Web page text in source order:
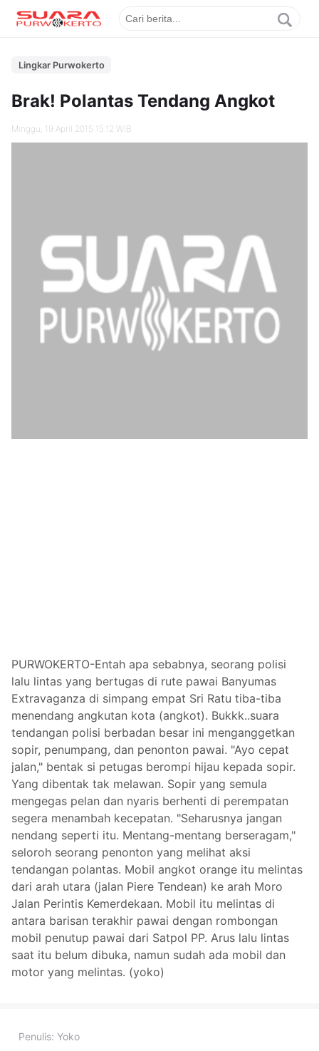
Lingkar Purwokerto
Brak! Polantas Tendang Angkot
Minggu, 19 April 2015 15.12 WIB
PURWOKERTO-Entah apa sebabnya, seorang polisi
lalu lintas yang bertugas di rute pawai Banyumas
Extravaganza di simpang empat Sri Ratu tiba-tiba
menendang angkutan kota (angkot). Bukkk..suara
tendangan polisi berbadan besar ini menganggetkan
sopir, penumpang, dan penonton pawai. "Ayo cepat
jalan," bentak si petugas berompi hijau kepada sopir.
Yang dibentak tak melawan. Sopir yang semula
mengegas pelan dan nyaris berhenti di perempatan
segera menambah kecepatan. "Seharusnya jangan
nendang seperti itu. Mentang-mentang berseragam,"
seloroh seorang penonton yang melihat aksi
tendangan polantas. Mobil angkot orange itu melintas
dari arah utara (jalan Piere Tendean) ke arah Moro
Jalan Perintis Kemerdekaan. Mobil itu melintas di
antara barisan terakhir pawai dengan rombongan
mobil penutup pawai dari Satpol PP. Arus lalu lintas
saat itu belum dibuka, namun sudah ada mobil dan
motor yang melintas. (yoko)
Penulis: Yoko